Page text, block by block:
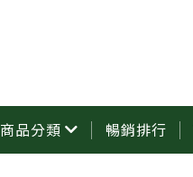
商品分類 暢銷排行